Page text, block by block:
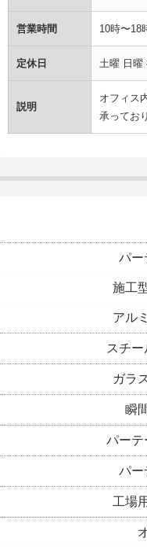
営業時間 10時〜18
定休日 土曜 日曜
説明
オフィス
承ってお
パー
施工
アル
スチ
ガラ
瞬
パーテ
パー
工場